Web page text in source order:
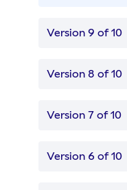
Version 9 of 10
Version 8 of 10
Version 7 of 10
Version 6 of 10